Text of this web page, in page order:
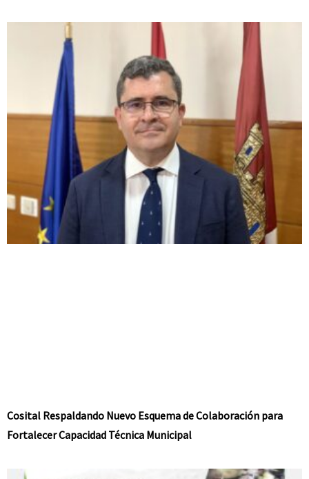
Cosital Respaldando Nuevo Esquema de Colaboración para
Fortalecer Capacidad Técnica Municipal